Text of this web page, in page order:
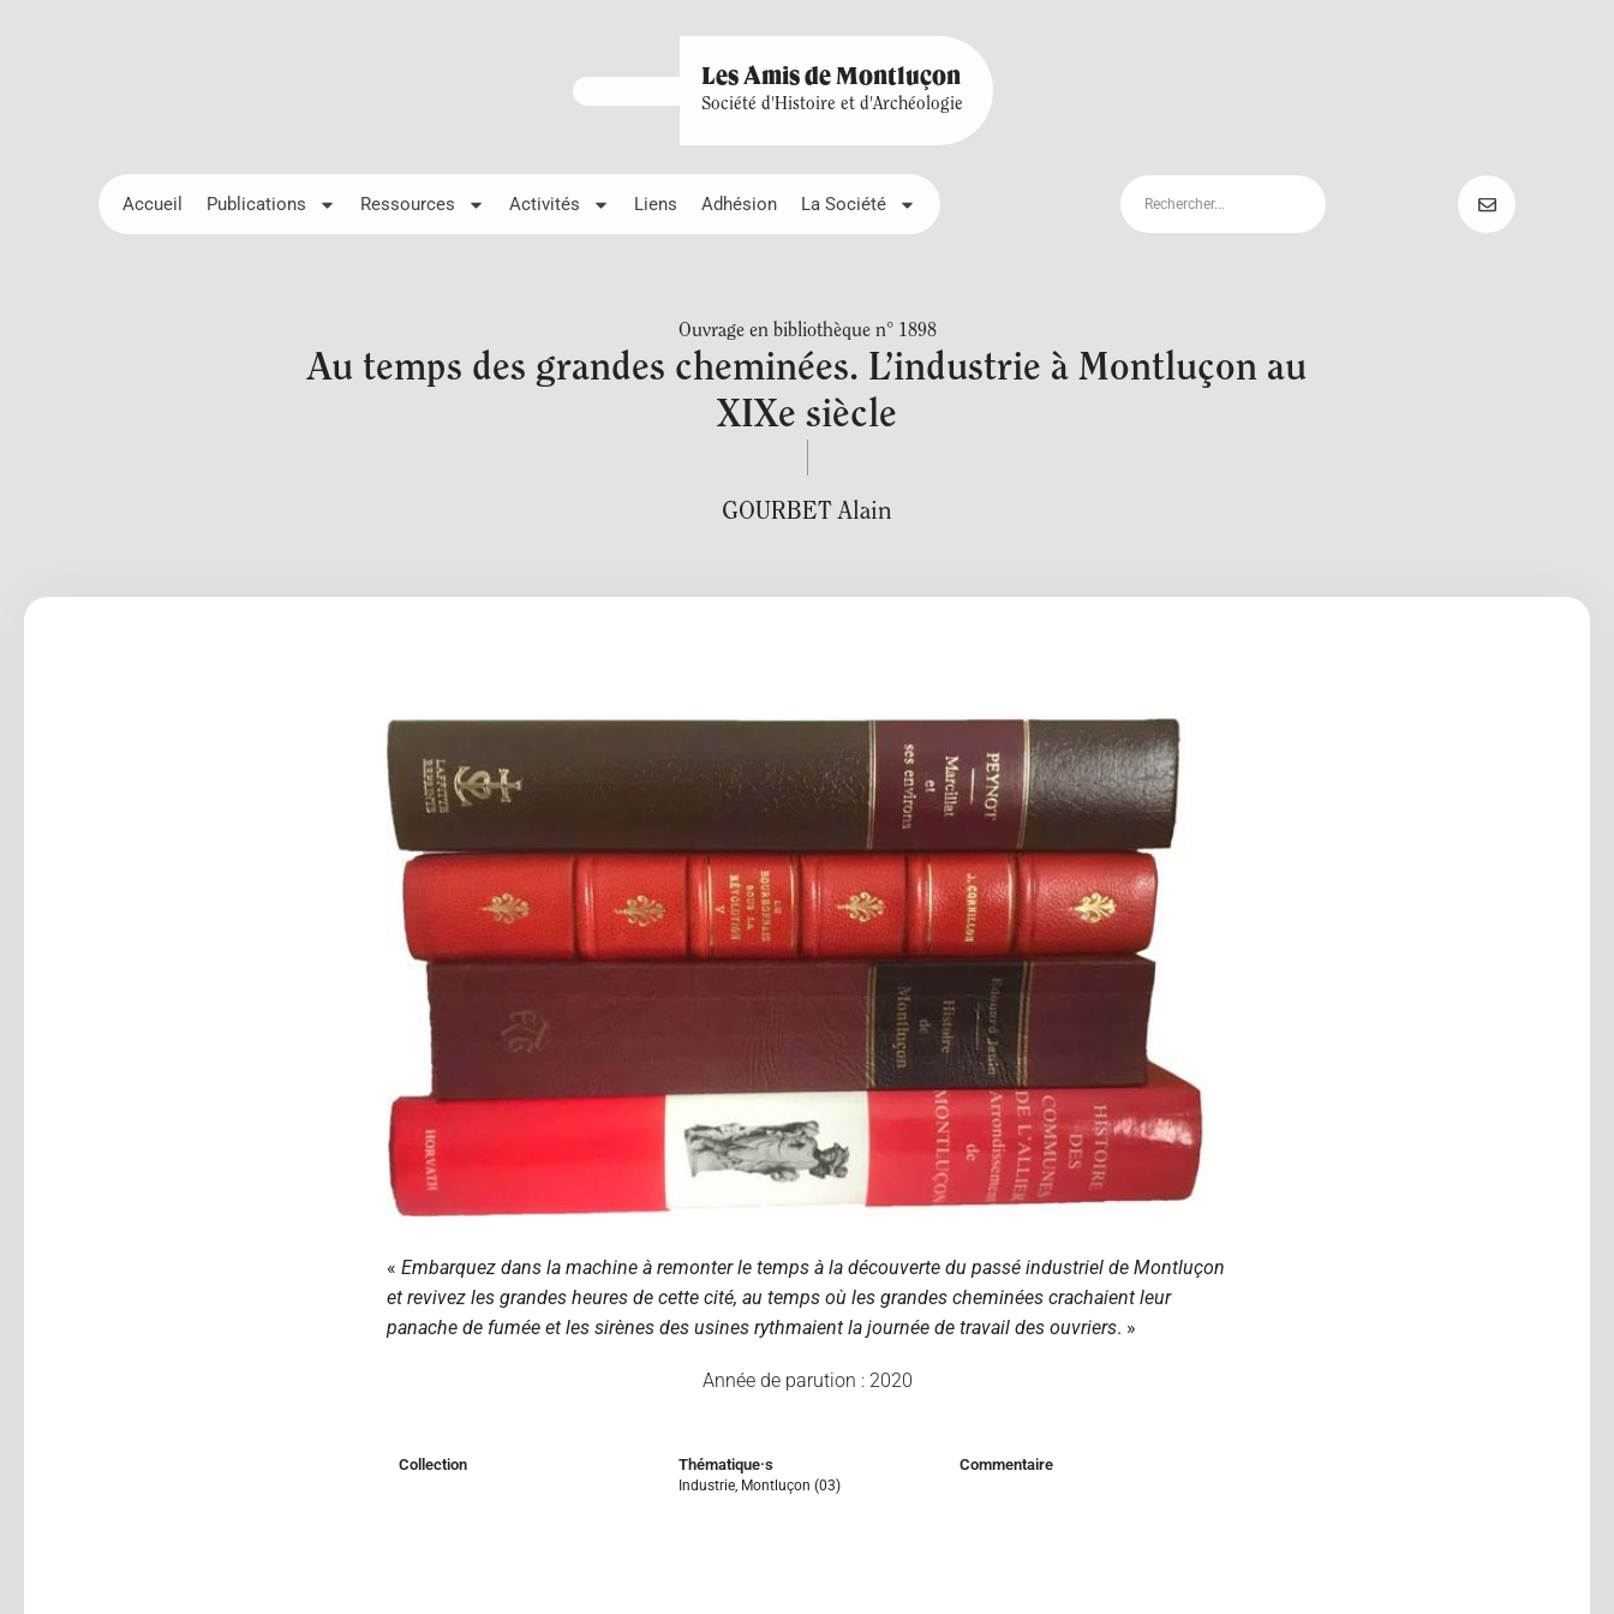
Les Amis de Montluçon
Société d'Histoire et d'Archéologie
Accueil Publications Ressources Activités Liens Adhésion La Société
Ouvrage en bibliothèque n° 1898
Au temps des grandes cheminées. L’industrie à Montluçon au
XIXe siècle
GOURBET Alain
« Embarquez dans la machine à remonter le temps à la découverte du passé industriel de Montluçon
et revivez les grandes heures de cette cité, au temps où les grandes cheminées crachaient leur
panache de fumée et les sirènes des usines rythmaient la journée de travail des ouvriers. »
Année de parution : 2020
Collection Thématique·s
Industrie Montluçon (03)
Commentaire